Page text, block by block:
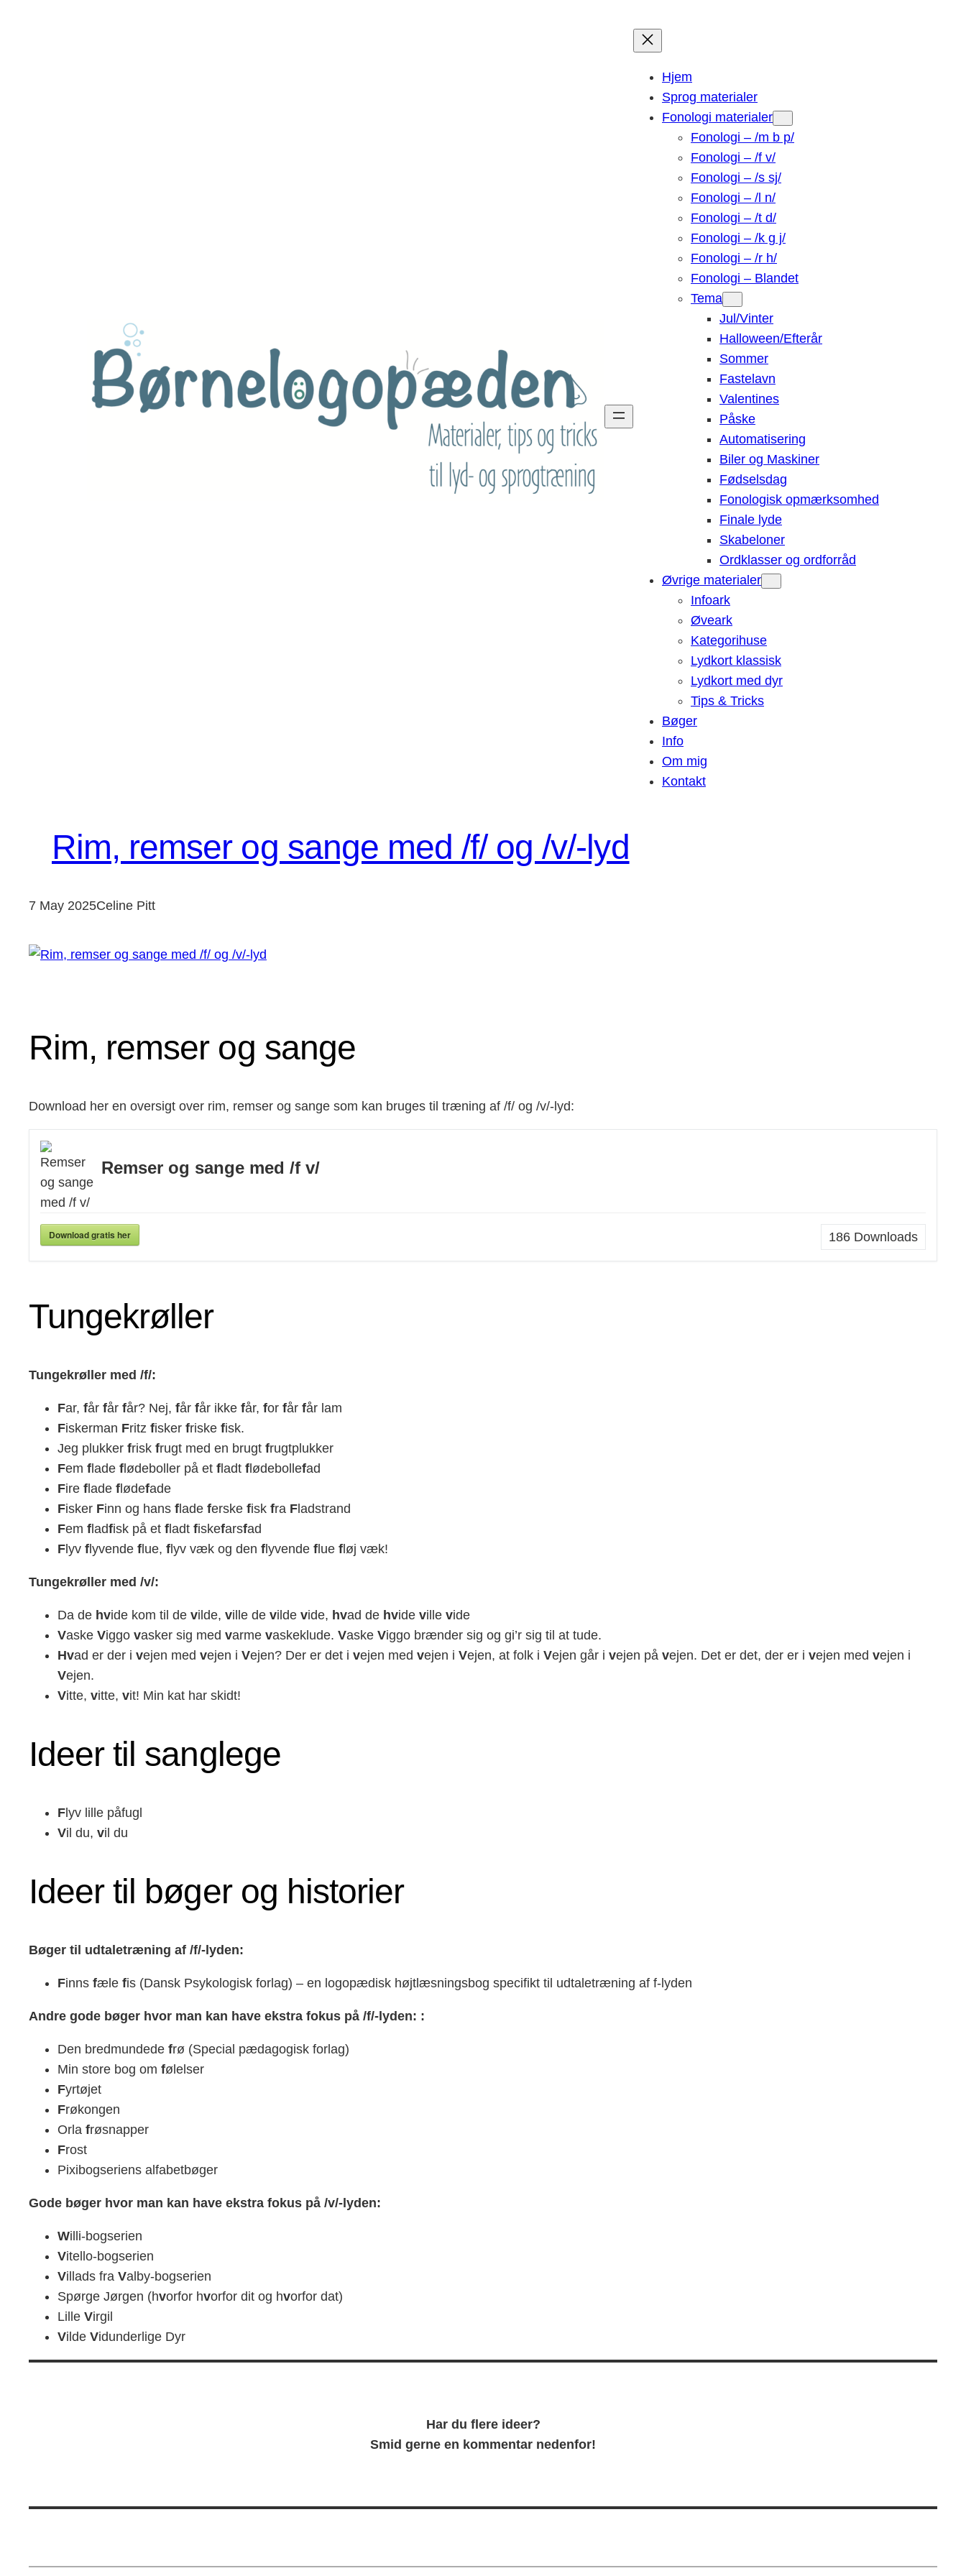
Hjem
Sprog materialer
Fonologi materialer
Fonologi – /m b p/
Fonologi – /f v/
Fonologi – /s sj/
Fonologi – /l n/
Fonologi – /t d/
Fonologi – /k g j/
Fonologi – /r h/
Fonologi – Blandet
Tema
Jul/Vinter
Halloween/Efterår
Sommer
Fastelavn
Valentines
Påske
Automatisering
Biler og Maskiner
Fødselsdag
Fonologisk opmærksomhed
Finale lyde
Skabeloner
Ordklasser og ordforråd
Øvrige materialer
Infoark
Øveark
Kategorihuse
Lydkort klassisk
Lydkort med dyr
Tips & Tricks
Bøger
Info
Om mig
Kontakt
Rim, remser og sange med /f/ og /v/-lyd
7 May 2025Celine Pitt
Rim, remser og sange
Download her en oversigt over rim, remser og sange som kan bruges til træning af /f/ og /v/-lyd:
Remser og sange med /f v/
Download gratis her 186 Downloads
Tungekrøller
Tungekrøller med /f/:
Far, får får får? Nej, får får ikke får, for får får lam
Fiskerman Fritz fisker friske fisk.
Jeg plukker frisk frugt med en brugt frugtplukker
Fem f lade f lødeboller på et f ladt f lødebollefad
Fire f lade f lødefade
Fisker Finn og hans f lade ferske fisk fra F ladstrand
Fem f ladfisk på et f ladt fiskefarsfad
F lyv f lyvende f lue, f lyv væk og den f lyvende f lue f løj væk!
Tungekrøller med /v/:
Da de hvide kom til de vilde, ville de vilde vide, hvad de hvide ville vide
Vaske Viggo vasker sig med varme vaskeklude. Vaske Viggo brænder sig og gi’r sig til at tude.
Hvad er der i vejen med vejen i Vejen? Der er det i vejen med vejen i Vejen, at folk i Vejen går i vejen på vejen. Det er det, der er i vejen med vejen i
Vejen.
Vitte, vitte, vit! Min kat har skidt!
Ideer til sanglege
Flyv lille påfugl
Vil du, vil du
Ideer til bøger og historier
Bøger til udtaletræning af /f/-lyden:
Finns fæle fis (Dansk Psykologisk forlag) – en logopædisk højtlæsningsbog specifikt til udtaletræning af f-lyden
Andre gode bøger hvor man kan have ekstra fokus på /f/-lyden: :
Den bredmundede frø (Special pædagogisk forlag)
Min store bog om følelser
Fyrtøjet
Frøkongen
Orla frøsnapper
Frost
Pixibogseriens alfabetbøger
Gode bøger hvor man kan have ekstra fokus på /v/-lyden:
Willi-bogserien
Vitello-bogserien
Villads fra Valby-bogserien
Spørge Jørgen (hvorfor hvorfor dit og hvorfor dat)
Lille Virgil
Vilde Vidunderlige Dyr
Har du flere ideer?
Smid gerne en kommentar nedenfor!